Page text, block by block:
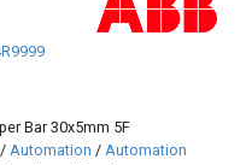
Bar 30x5mm 5F
/Automation /Automation